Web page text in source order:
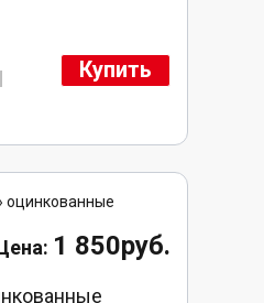
Купить
1 850руб.